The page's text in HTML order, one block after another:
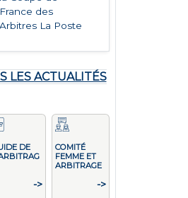
France des
Arbitres La Poste
LES ACTUALITÉS
DE
->
COMITÉ
FEMME ET
ARBITRAGE
->